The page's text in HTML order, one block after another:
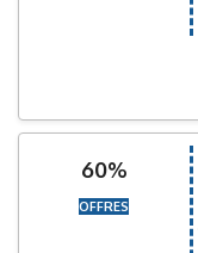
60%
OFFRES